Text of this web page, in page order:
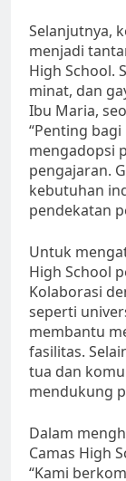
Selanjutnya,
menjadi
High School.
minat, dan
Ibu Maria,
“Penting
mengadopsi
pengajaran.
kebutuhan
pendekatan
Untuk
High School
Kolaborasi
seperti
membantu
fasilitas.
tua dan
mendukung
Dalam
Camas High
“Kami